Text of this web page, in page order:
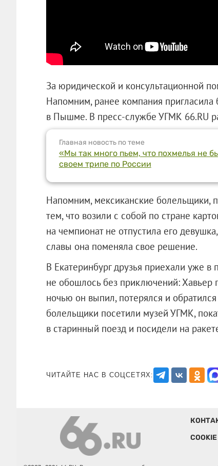
За юридической и консультационной
Напомним, ранее компания
в Пышме. В пресс-службе УГМК 66.RU
Главная новость по теме
«Мы так много пьем, что похмелья не
своем трипе по России
Напомним, мексиканские болельщики,
тем, что возили с собой по стране
на чемпионат не отпустила его
славы она поменяла свое решение.
В Екатеринбург друзья приехали уже
не обошлось без приключений: Хавьер
ночью он выпил, потерялся и
болельщики посетили музей УГМК,
в старинный поезд и посидели на
ЧИТАЙТЕ НАС В СОЦСЕТЯХ:
COOKIE